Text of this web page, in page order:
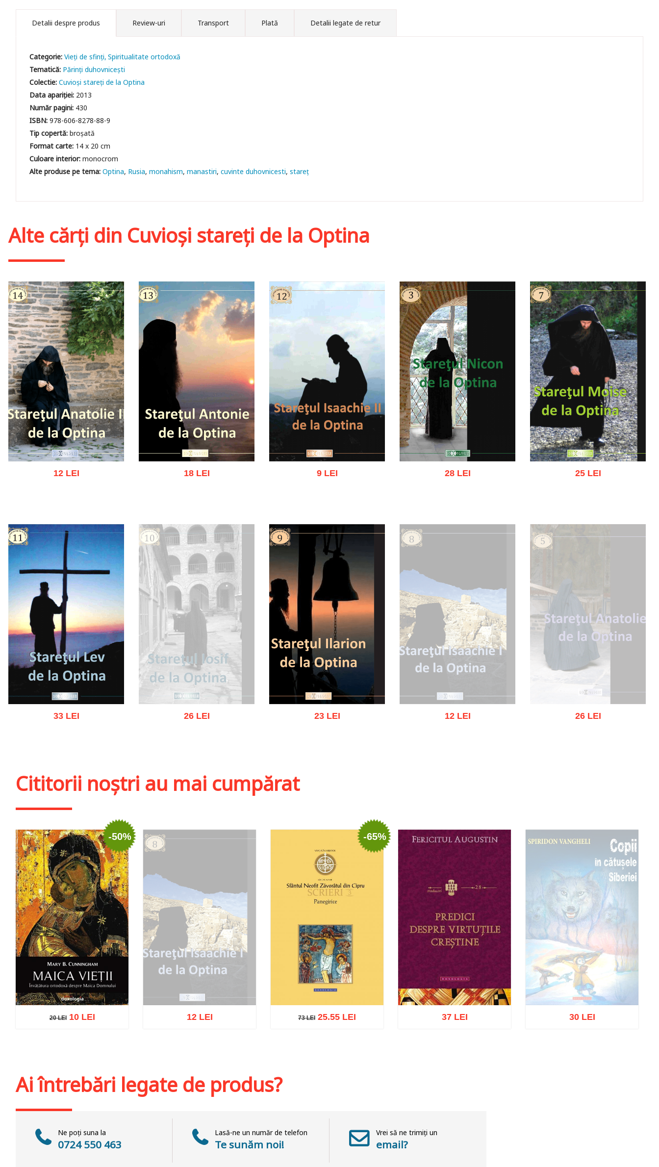
Detalii despre produs Review-uri Transport Plată Detalii legate de retur
Categorie:Vieți de sfinți Spiritualitate ortodoxă
Tematică: Părinți duhovnicești
Colectie:Cuvioși stareți de la Optina
Data apariției: 2013
Număr pagini: 430
ISBN:978-606-8278-88-9
Tip copertă:broșată
Format carte: 14 x 20 cm
Culoare interior:monocrom
Optina Rusia monahism manastiri cuvinte duhovnicesti stareţ
Alte cărți din Cuvioși stareți de la Optina
Adaugă în coș Wishlist
12 LEI
Adaugă în coș Wishlist
18 LEI
Adaugă în coș Wishlist
9 LEI 28 LEI 25 LEI
33 LEI
26 LEI 23 LEI 12 LEI 26 LEI
Cititorii noștri au mai cumpărat
-50%
20 LEI10 LEI 12 LEI
-65%
73 LEI
73 LEI 25.55 LEI
37 LEI
30 LEI
Ai întrebări legate de produs?
Ne poți suna la
0724 550 463
Lasă-ne un număr de telefon
Te sunăm noi!
Vrei să ne trimiți un
email?